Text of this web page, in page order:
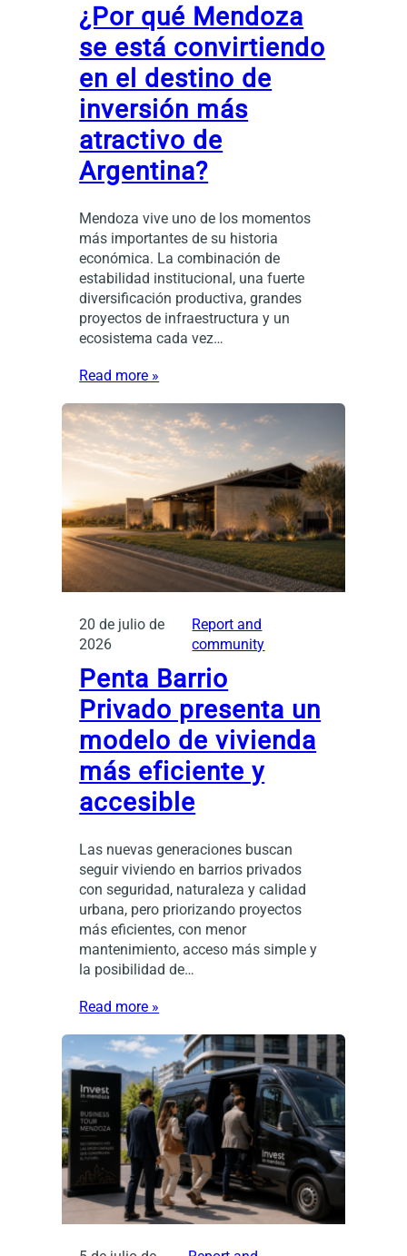
¿Por qué Mendoza
se está convirtiendo
en el destino de
inversión más
atractivo de
Argentina?
Mendoza vive uno de los momentos
más importantes de su historia
económica. La combinación de
estabilidad institucional, una fuerte
diversificación productiva, grandes
proyectos de infraestructura y un
ecosistema cada vez…
Read more »
20 de julio de
2026
Report and
community
Penta Barrio
Privado presenta un
modelo de vivienda
más eficiente y
accesible
Las nuevas generaciones buscan
seguir viviendo en barrios privados
con seguridad, naturaleza y calidad
urbana, pero priorizando proyectos
más eficientes, con menor
mantenimiento, acceso más simple y
la posibilidad de…
Read more »